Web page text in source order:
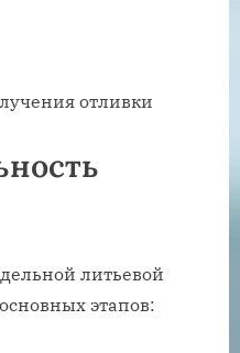
отливки
литьевой
этапов: